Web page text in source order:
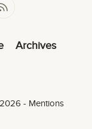
Archives
- Mentions